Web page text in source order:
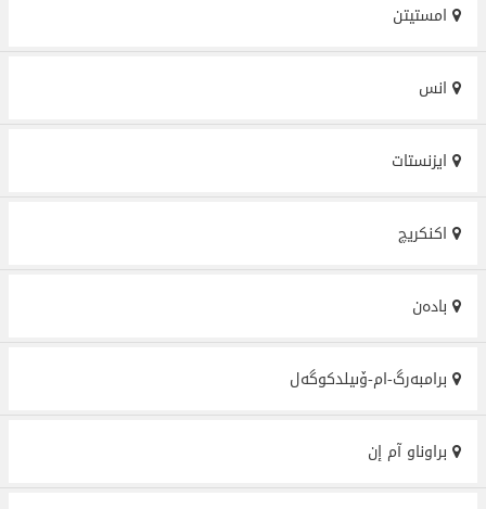
امستيتن
انس
ايزنستات
اکنکریچ
بادەن
برامبەرگ-ام-ۆىيلدكوگەل
براوناو آم إن